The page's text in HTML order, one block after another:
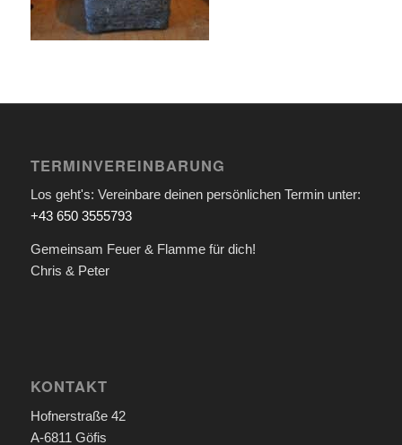
TERMINVEREINBARUNG
Los geht's: Vereinbare deinen persönlichen Termin unter:
+43 650 3555793
Gemeinsam Feuer & Flamme für dich!
Chris & Peter
KONTAKT
Hofnerstraße 42
A-6811 Göfis